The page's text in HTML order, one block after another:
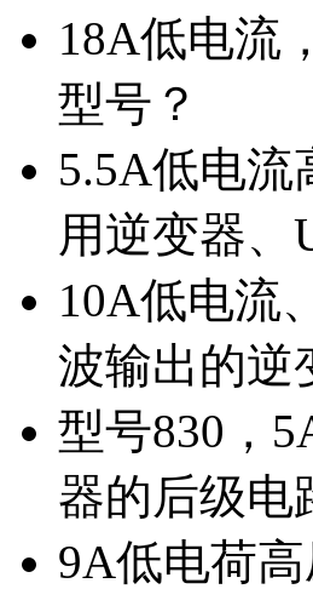
18A低电流
型号？
5.5A低电流
用逆变器、
10A低电流
波输出的逆
型号830，
器的后级电
9A低电荷